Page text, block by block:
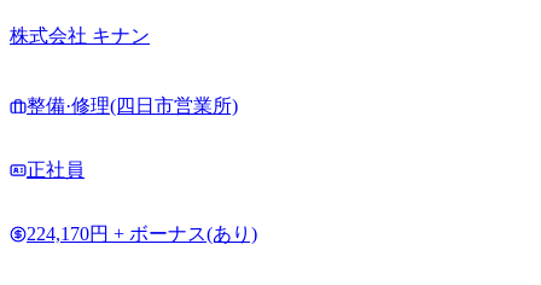
株式会社 キナン
整備·修理(四日市営業所)
正社員
224,170円 + ボーナス(あり)